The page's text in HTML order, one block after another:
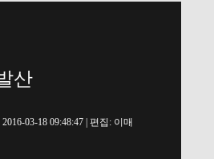
산
03-18 09:48:47 | 편집: 이매